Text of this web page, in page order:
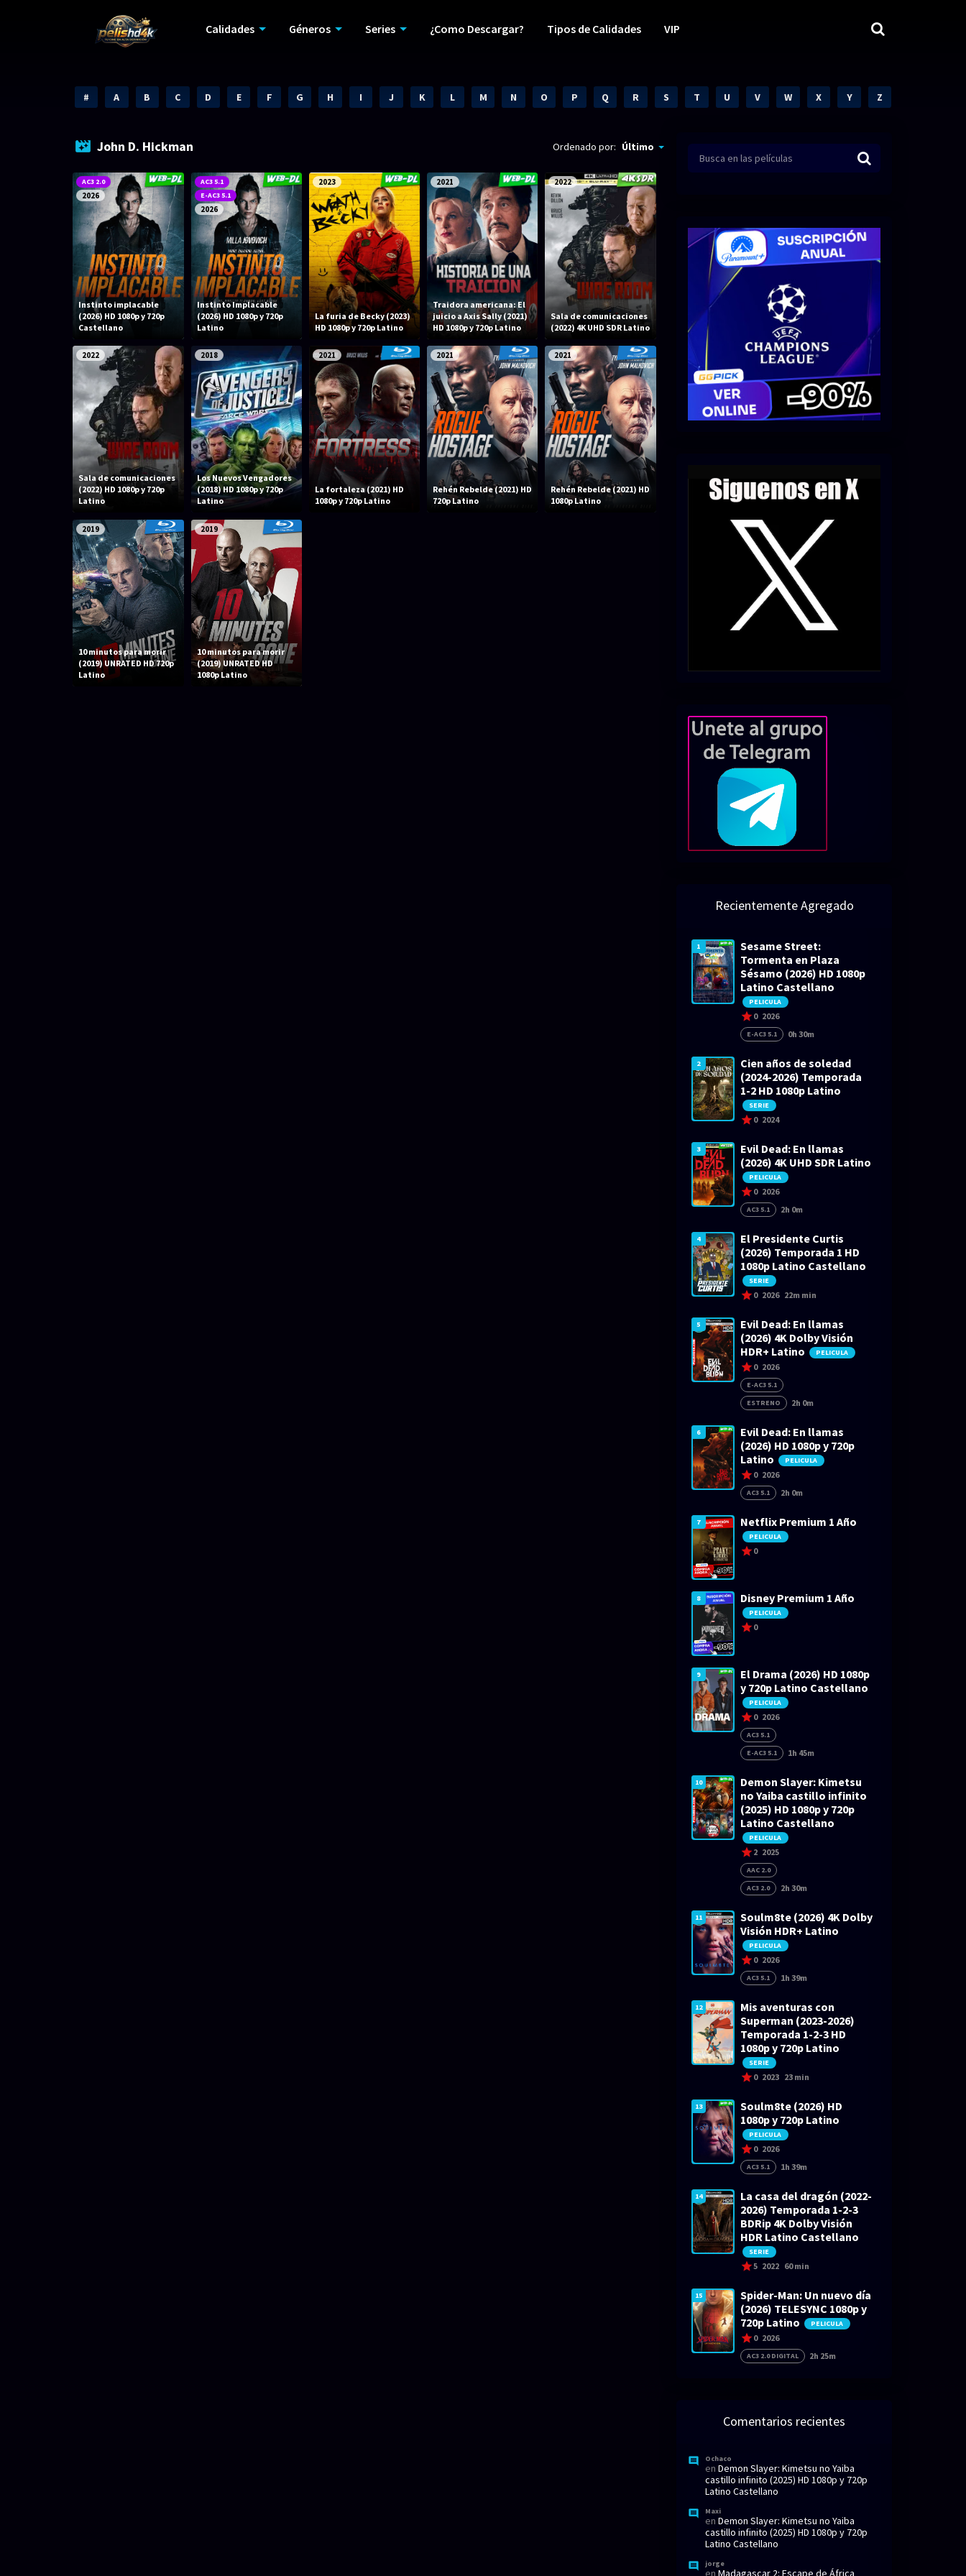
Calidades Géneros Series ¿Como Descargar? Tipos de Calidades VIP
# A B C D E F G H I J K L M N O P Q R S T U V W X Y Z
John D. Hickman Ordenado por: Último
AC3 2.0
2026
Instinto implacable
(2026) HD 1080p y 720p
Castellano
AC3 5.1
E-AC3 5.1
2026
Instinto Implacable
(2026) HD 1080p y 720p
Latino
2023
La furia de Becky (2023)
HD 1080p y 720p Latino
2021
Traidora americana: El
juicio a Axis Sally (2021)
HD 1080p y 720p Latino
2022
Sala de comunicaciones
(2022) 4K UHD SDR Latino
2022
Sala de comunicaciones
(2022) HD 1080p y 720p
Latino
2018
Los Nuevos Vengadores
(2018) HD 1080p y 720p
Latino
2021
La fortaleza (2021) HD
1080p y 720p Latino
2021
Rehén Rebelde (2021) HD
720p Latino
2021
Rehén Rebelde (2021) HD
1080p Latino
2019
10 minutos para morir
(2019) UNRATED HD 720p
Latino
2019
10 minutos para morir
(2019) UNRATED HD
1080p Latino
Recientemente Agregado
1
Sesame Street:
Tormenta en Plaza
Sésamo (2026) HD 1080p
Latino Castellano
PELICULA
0 2026
E-AC3 5.1 0h 30m
2
Cien años de soledad
(2024-2026) Temporada
1-2 HD 1080p Latino
SERIE
0 2024
3
Evil Dead: En llamas
(2026) 4K UHD SDR Latino
PELICULA
0 2026
AC3 5.1 2h 0m
4
El Presidente Curtis
(2026) Temporada 1 HD
1080p Latino Castellano
SERIE
0 2026 22m min
5
Evil Dead: En llamas
(2026) 4K Dolby Visión
HDR+ Latino
PELICULA
0 2026
E-AC3 5.1
ESTRENO
2h 0m
6
Evil Dead: En llamas
(2026) HD 1080p y 720p
Latino
PELICULA
0 2026
AC3 5.1 2h 0m
7 Netflix Premium 1 Año
PELICULA
0
8 Disney Premium 1 Año
PELICULA
0
9
El Drama (2026) HD 1080p
y 720p Latino Castellano
PELICULA
0 2026
AC3 5.1
E-AC3 5.1
1h 45m
10
Demon Slayer: Kimetsu
no Yaiba castillo infinito
(2025) HD 1080p y 720p
Latino Castellano
PELICULA
2 2025
AAC 2.0
AC3 2.0
2h 30m
11
Soulm8te (2026) 4K Dolby
Visión HDR+ Latino
PELICULA
0 2026
AC3 5.1 1h 39m
12
Mis aventuras con
Superman (2023-2026)
Temporada 1-2-3 HD
1080p y 720p Latino
SERIE
0 2023 23 min
13
Soulm8te (2026) HD
1080p y 720p Latino
PELICULA
0 2026
AC3 5.1 1h 39m
14
La casa del dragón (2022-
2026) Temporada 1-2-3
BDRip 4K Dolby Visión
HDR Latino Castellano
SERIE
5 2022 60 min
15
Spider-Man: Un nuevo día
(2026) TELESYNC 1080p y
720p Latino
PELICULA
0 2026
AC3 2.0 DIGITAL 2h 25m
Comentarios recientes
Ochaco
en Demon Slayer: Kimetsu no Yaiba
castillo infinito (2025) HD 1080p y 720p
Latino Castellano
Maxi
en Demon Slayer: Kimetsu no Yaiba
castillo infinito (2025) HD 1080p y 720p
Latino Castellano
jorge
en Madagascar 2: Escape de África